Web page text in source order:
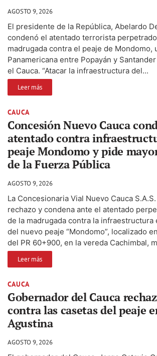
AGOSTO 9, 2026
El presidente de la República, Abelardo
condenó el atentado terrorista
madrugada contra el peaje de Mondomo,
Panamericana entre Popayán y
el Cauca. “Atacar la infraestructura del...
Leer más
CAUCA
Concesión Nuevo Cauca
atentado contra
peaje Mondomo y pide
de la Fuerza Pública
AGOSTO 9, 2026
La Concesionaria Vial Nuevo Cauca
rechazo y condena ante el atentado
de la madrugada contra la infraestructura
del nuevo peaje “Mondomo”, localizado
del PR 60+900, en la vereda Cachimbal,
Leer más
CAUCA
Gobernador del Cauca
contra las casetas del peaje
Agustina
AGOSTO 9, 2026